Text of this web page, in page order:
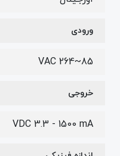
ورودی
85~264 VAC
خروجی
VDC 3.3 - 1500 mA